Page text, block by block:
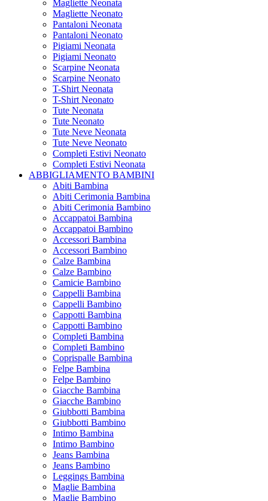
Magliette Neonata
Magliette Neonato
Pantaloni Neonata
Pantaloni Neonato
Pigiami Neonata
Pigiami Neonato
Scarpine Neonata
Scarpine Neonato
T-Shirt Neonata
T-Shirt Neonato
Tute Neonata
Tute Neonato
Tute Neve Neonata
Tute Neve Neonato
Completi Estivi Neonato
Completi Estivi Neonata
ABBIGLIAMENTO BAMBINI
Abiti Bambina
Abiti Cerimonia Bambina
Abiti Cerimonia Bambino
Accappatoi Bambina
Accappatoi Bambino
Accessori Bambina
Accessori Bambino
Calze Bambina
Calze Bambino
Camicie Bambino
Cappelli Bambina
Cappelli Bambino
Cappotti Bambina
Cappotti Bambino
Completi Bambina
Completi Bambino
Coprispalle Bambina
Felpe Bambina
Felpe Bambino
Giacche Bambina
Giacche Bambino
Giubbotti Bambina
Giubbotti Bambino
Intimo Bambina
Intimo Bambino
Jeans Bambina
Jeans Bambino
Leggings Bambina
Maglie Bambina
Maglie Bambino